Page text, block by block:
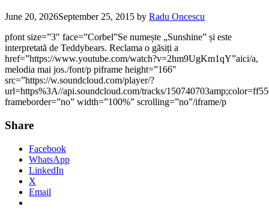
June 20, 2026September 25, 2015 by Radu Oncescu
pfont size=”3″ face=”Corbel”Se numește „Sunshine” și este
interpretată de Teddybears. Reclama o găsiți a
href=”https://www.youtube.com/watch?v=2hm9UgKm1qY”aici/a,
melodia mai jos./font/p piframe height=”166″
src=”https://w.soundcloud.com/player/?
url=https%3A//api.soundcloud.com/tracks/
frameborder=”no” width=”100%” scrolling=”no”/iframe/p
Share
Facebook
WhatsApp
LinkedIn
X
Email